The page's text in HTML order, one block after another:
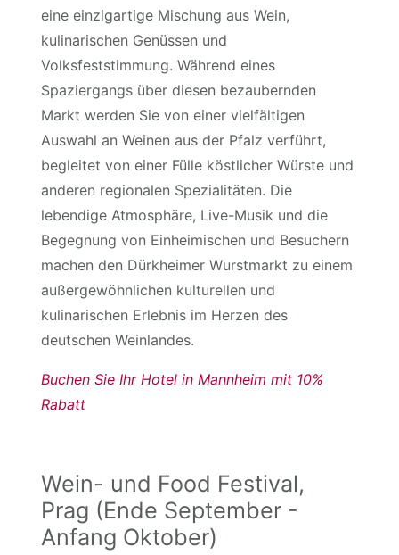
eine einzigartige Mischung aus Wein,
kulinarischen Genüssen und
Volksfeststimmung. Während eines
Spaziergangs über diesen bezaubernden
Markt werden Sie von einer vielfältigen
Auswahl an Weinen aus der Pfalz verführt,
begleitet von einer Fülle köstlicher Würste und
anderen regionalen Spezialitäten. Die
lebendige Atmosphäre, Live-Musik und die
Begegnung von Einheimischen und Besuchern
machen den Dürkheimer Wurstmarkt zu einem
außergewöhnlichen kulturellen und
kulinarischen Erlebnis im Herzen des
deutschen Weinlandes.
Buchen Sie Ihr Hotel in Mannheim mit 10%
Rabatt
Wein- und Food Festival,
Prag (Ende September -
Anfang Oktober)